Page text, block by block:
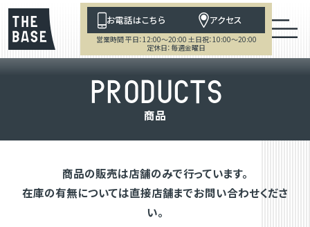
お電話はこちら アクセス
営業時間 平日：12:00～20:00 土日祝：10:00～20:00
定休日：毎週金曜日
PRODUCTS
商品
商品の販売は店舗のみで行っています。
在庫の有無については直接店舗までお問い合わせくださ
い。